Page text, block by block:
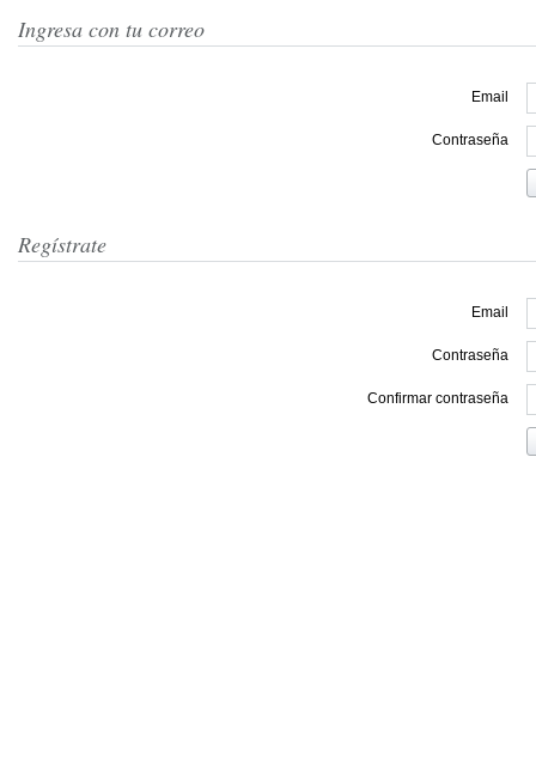
Ingresa con tu correo
Email
Contraseña
Regístrate
Email
Contraseña
Confirmar contraseña